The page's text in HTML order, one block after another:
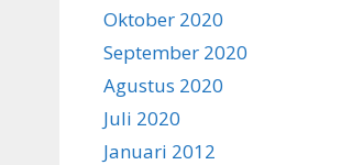
Oktober 2020
September 2020
Agustus 2020
Juli 2020
Januari 2012